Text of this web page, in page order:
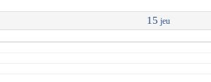
15 jeu